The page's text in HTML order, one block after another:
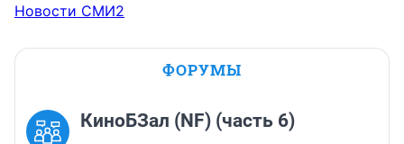
Новости СМИ2
ФОРУМЫ
КиноБЗал (NF) (часть 6)